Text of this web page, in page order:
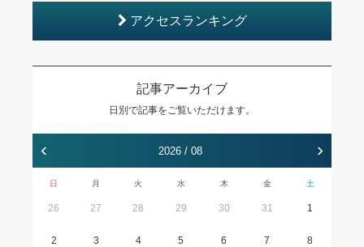
アクセスランキング
記事アーカイブ
日別で記事をご覧いただけます。
‹ 2026 / 08 ›
日 月 火 水 木 金 土
26 27 28 29 30 31 1
2 3 4 5 6 7 8